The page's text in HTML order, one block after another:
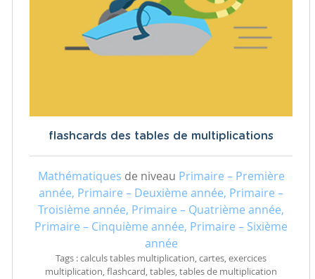
flashcards des tables de multiplications
Mathématiques de niveau Primaire – Première
année, Primaire – Deuxième année, Primaire –
Troisième année, Primaire – Quatrième année,
Primaire – Cinquième année, Primaire – Sixième
année
Tags : calculs tables multiplication, cartes, exercices
multiplication, flashcard, tables, tables de multiplication